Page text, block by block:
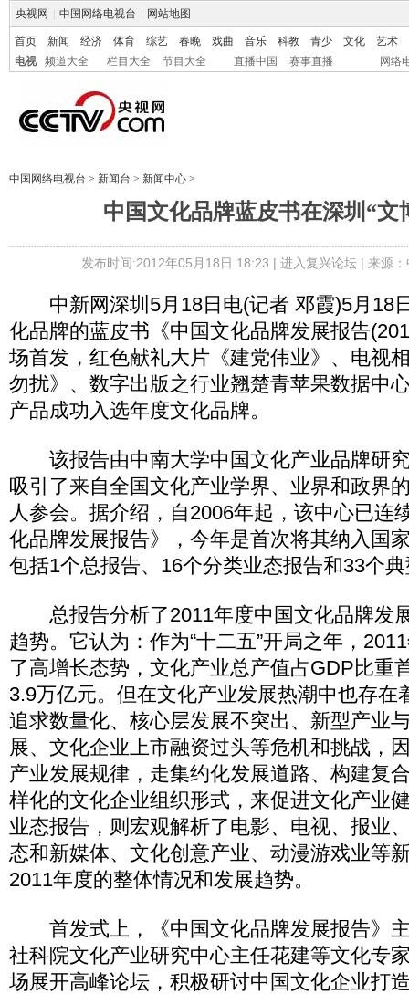
央视网 中国网络电视台 网站地图
首页 新闻 经济 体育 综艺 春晚 戏曲 音乐 科教 青少 文化
艺术
电视
频道大全 栏目大全 节目大全 直播中国 赛事直播 网络
中国网络电视台 > 新闻台 > 新闻中心 >
中国文化品牌蓝皮书在深圳“文
发布时间:2012年05月18日 18:23 | 进入复兴论坛| 来源
中新网深圳5月18日电(记者 邓霞)5月18
化品牌的蓝皮书《中国文化品牌发展报告
场首发，红色献礼大片《建党伟业》、电视
勿扰》、数字出版之行业翘楚青苹果数据中
产品成功入选年度文化品牌。
该报告由中南大学中国文化产业品牌研
吸引了来自全国文化产业学界、业界和政界
人参会。据介绍，自2006年起，该中心已连
化品牌发展报告》，今年是首次将其纳入国
包括1个总报告、16个分类业态报告和33个
总报告分析了2011年度中国文化品牌发
趋势。它认为：作为“十二五”开局之年，
了高增长态势，文化产业总产值占GDP比重
3.9万亿元。但在文化产业发展热潮中也存在
追求数量化、核心层发展不突出、新型产业
展、文化企业上市融资过头等危机和挑战，
产业发展规律，走集约化发展道路、构建复
样化的文化企业组织形式，来促进文化产业
业态报告，则宏观解析了电影、电视、报业
态和新媒体、文化创意产业、动漫游戏业等
2011年度的整体情况和发展趋势。
首发式上，《中国文化品牌发展报告》
社科院文化产业研究中心主任花建等文化专
场展开高峰论坛，积极研讨中国文化企业打